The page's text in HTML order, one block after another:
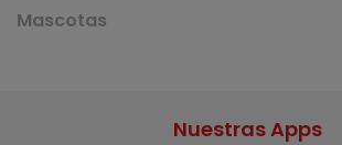
Mascotas
Nuestras Apps